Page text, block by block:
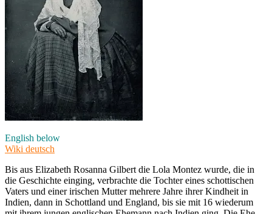
English below
Wiki deutsch
Bis aus Elizabeth Rosanna Gilbert die Lola Montez wurde, die in
die Geschichte einging, verbrachte die Tochter eines schottischen
Vaters und einer irischen Mutter mehrere Jahre ihrer Kindheit in
Indien, dann in Schottland und England, bis sie mit 16 wiederum